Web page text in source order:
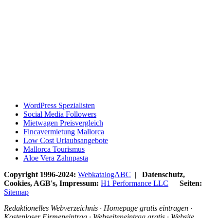
WordPress Spezialisten
Social Media Followers
Mietwagen Preisvergleich
Fincavermietung Mallorca
Low Cost Urlaubsangebote
Mallorca Tourismus
Aloe Vera Zahnpasta
Copyright 1996-2024: WebkatalogABC | Datenschutz,
Cookies, AGB's, Impressum: H1 Performance LLC | Seiten:
Sitemap
Redaktionelles Webverzeichnis · Homepage gratis eintragen ·